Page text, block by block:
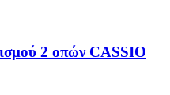
2 οπών CASSIO